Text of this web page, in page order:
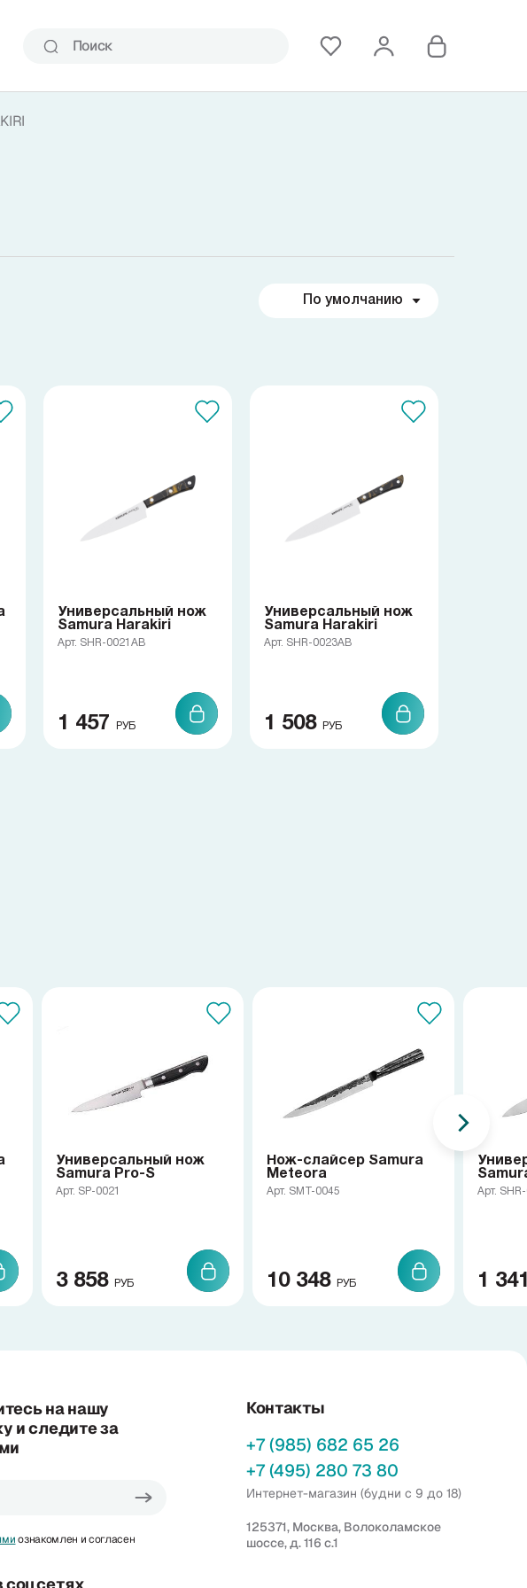
По умолчанию
Универсальный нож
Samura Harakiri
Арт. SHR-0021AB
1 457 РУБ
Универсальный нож
Samura Harakiri
Арт. SHR-0023AB
1 508 РУБ
Универсальный нож
Samura Pro-S
Арт. SP-0021
3 858 РУБ
Нож-слайсер Samura
Meteora
Арт. SMT-0045
10 348 РУБ
Арт.
1
на нашу
и следите за
ознакомлен и согласен
Контакты
+7 (985) 682 65 26
+7 (495) 280 73 80
Интернет-магазин (будни с 9 до 18)
125371, Москва, Волоколамское
шоссе, д. 116 с.1